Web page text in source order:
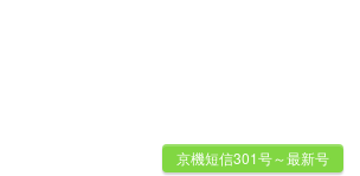
京機短信301号～最新号